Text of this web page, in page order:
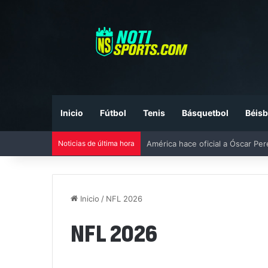
Inicio Fútbol Tenis Básquetbol
Noticias de última hora América hace oficial a Óscar
Inicio / NFL 2026
NFL 2026